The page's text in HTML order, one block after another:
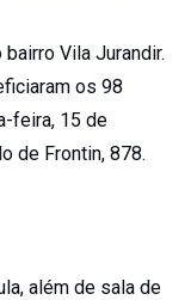
Vila Jurandir.
os 98
feira, 15 de
de Frontin, 878.
além de sala de